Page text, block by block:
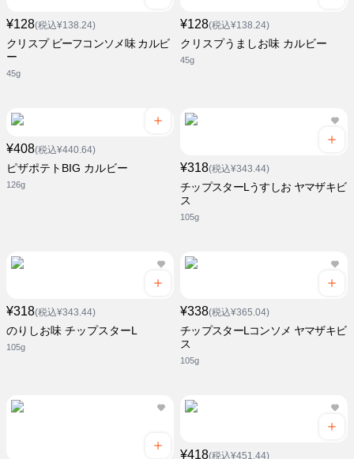
¥128(税込¥138.24)
クリスプ ビーフコンソメ味 カルビ
ー
45g
¥128(税込¥138.24)
クリスプうましお味 カルビー
45g
¥408(税込¥440.64)
ピザポテトBIG カルビー
126g
¥318(税込¥343.44)
チップスターLうすしお ヤマザキビ
ス
105g
¥318(税込¥343.44)
のりしお味 チップスターL
105g
¥338(税込¥365.04)
チップスターLコンソメ ヤマザキビ
ス
105g
¥418(税込¥451.44)